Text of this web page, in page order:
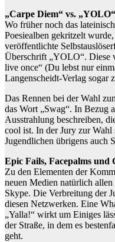
„Carpe Diem“ vs.
Wo früher noch das
Poesiealben gekritzelt
veröffentlichte
Überschrift „YOLO“. Diese
live once“ (Du lebst nur
Langenscheidt-Verlag sogar
Das Rennen bei der Wahl
das Wort „Swag“. In Bezug
Ausstrahlung beschreiben,
cool ist. In der Jury zur
Jugendlichen übrigens auch
Epic Fails, Facepalms und
Zu den Elementen der
neuen Medien natürlich
Skype. Die Verbreitung der
diesen Netzwerken. Eine
„Yalla!“ wirkt um Einiges
der Straße, in dem es
geht.